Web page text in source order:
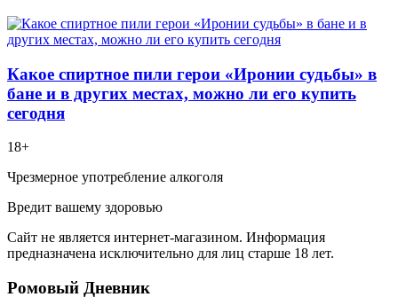
Какое спиртное пили герои «Иронии судьбы» в
бане и в других местах, можно ли его купить
сегодня
18+
Чрезмерное употребление алкоголя
Вредит вашему здоровью
Сайт не является интернет-магазином. Информация
предназначена исключительно для лиц старше 18 лет.
Ромовый Дневник